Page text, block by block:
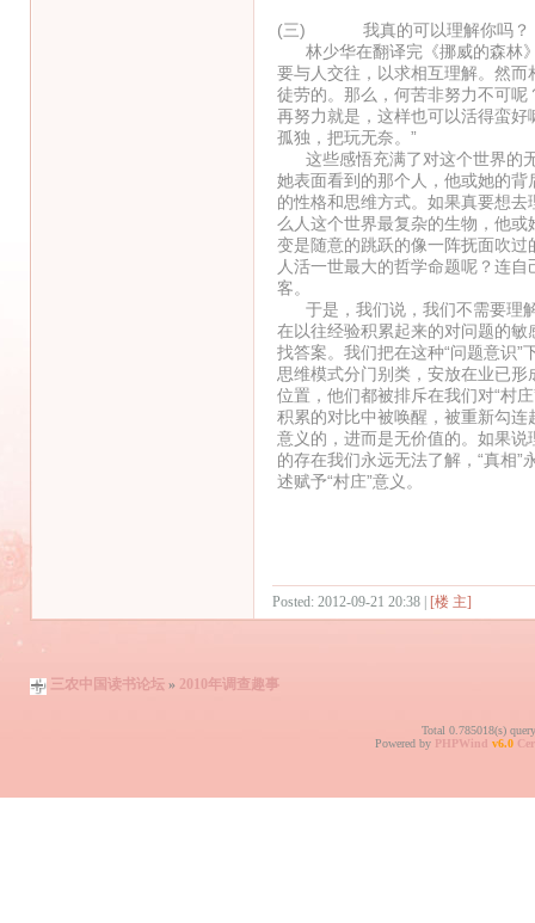
(三) 我真的可以理解你吗？
林少华在翻译完《挪威的森林》
要与人交往，以求相互理解。然
徒劳的。那么，何苦非努力不可
再努力就是，这样也可以活得蛮
孤独，把玩无奈。”
这些感悟充满了对这个世界的无
她表面看到的那个人，他或她的
的性格和思维方式。如果真要想
么人这个世界最复杂的生物，他
变是随意的跳跃的像一阵抚面吹过
人活一世最大的哲学命题呢？连
客。
于是，我们说，我们不需要理解
在以往经验积累起来的对问题的敏
找答案。我们把在这种“问题意识
思维模式分门别类，安放在业已
位置，他们都被排斥在我们对“村
积累的对比中被唤醒，被重新勾连
意义的，进而是无价值的。如果
的存在我们永远无法了解，“真相
述赋予“村庄”意义。
Posted: 2012-09-21 20:38 | [楼 主]
三农中国读书论坛 » 2010年调查趣事
Total 0.785018(s)
Powered by PHPWind v6.0